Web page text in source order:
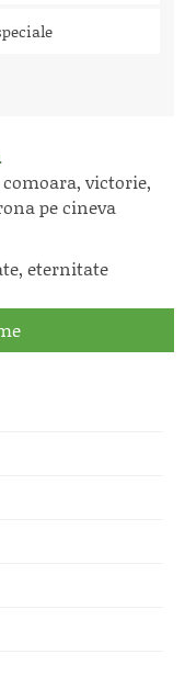
victorie,
pe cineva
eternitate